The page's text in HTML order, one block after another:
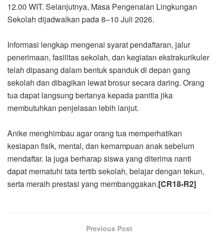
12.00 WIT. Selanjutnya, Masa Pengenalan Lingkungan
Sekolah dijadwalkan pada 8–10 Juli 2026.
Informasi lengkap mengenai syarat pendaftaran, jalur
penerimaan, fasilitas sekolah, dan kegiatan ekstrakurikuler
telah dipasang dalam bentuk spanduk di depan gang
sekolah dan dibagikan lewat brosur secara daring. Orang
tua dapat langsung bertanya kepada panitia jika
membutuhkan penjelasan lebih lanjut.
Anike menghimbau agar orang tua memperhatikan
kesiapan fisik, mental, dan kemampuan anak sebelum
mendaftar. Ia juga berharap siswa yang diterima nanti
dapat mematuhi tata tertib sekolah, belajar dengan tekun,
serta meraih prestasi yang membanggakan.[CR18-R2]
Previous Post